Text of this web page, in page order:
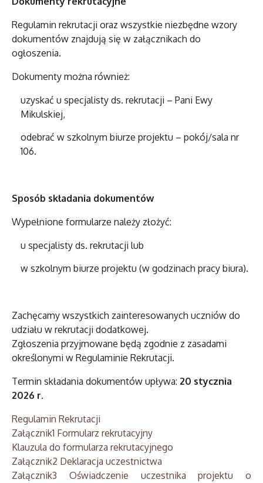
Regulamin rekrutacji oraz wszystkie niezbędne wzory
dokumentów znajdują się w załącznikach do
ogłoszenia.
Dokumenty można również:
uzyskać u specjalisty ds. rekrutacji – Pani Ewy
Mikulskiej,
odebrać w szkolnym biurze projektu – pokój/sala nr
106.
Sposób składania dokumentów
Wypełnione formularze należy złożyć:
u specjalisty ds. rekrutacji lub
w szkolnym biurze projektu (w godzinach pracy biura).
Zachęcamy wszystkich zainteresowanych uczniów do
udziału w rekrutacji dodatkowej.
Zgłoszenia przyjmowane będą zgodnie z zasadami
określonymi w Regulaminie Rekrutacji.
Termin składania dokumentów upływa: 20 stycznia
2026 r.
Regulamin Rekrutacji
Załącznik1 Formularz rekrutacyjny
Klauzula do formularza rekrutacyjnego
Załącznik2 Deklaracja uczestnictwa
Załącznik3 Oświadczenie uczestnika projektu o